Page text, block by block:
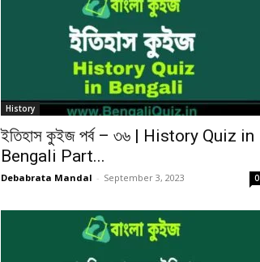
History
ইতিহাস কুইজ পর্ব – ৩৬ | History Quiz in
Bengali Part...
Debabrata Mandal - September 3, 2023 0